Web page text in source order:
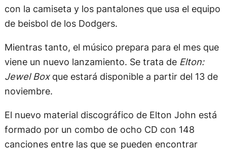
con la camiseta y los pantalones que usa el equipo
de beisbol de los Dodgers.
Mientras tanto, el músico prepara para el mes que
viene un nuevo lanzamiento. Se trata de Elton:
Jewel Boxque estará disponible a partir del 13 de
noviembre.
El nuevo material discográfico de Elton John está
formado por un combo de ocho CD con 148
canciones entre las que se pueden encontrar